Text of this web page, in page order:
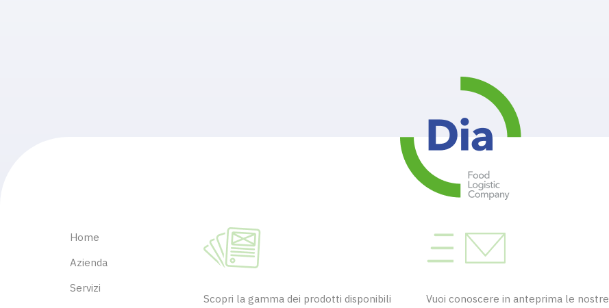
Home
Azienda
Servizi
Scopri la gamma dei prodotti disponibili
Vuoi conoscere in anteprima le nostre